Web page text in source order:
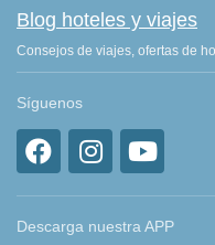
Blog hoteles y viajes
Consejos de viajes, ofertas de
Síguenos
Descarga nuestra APP